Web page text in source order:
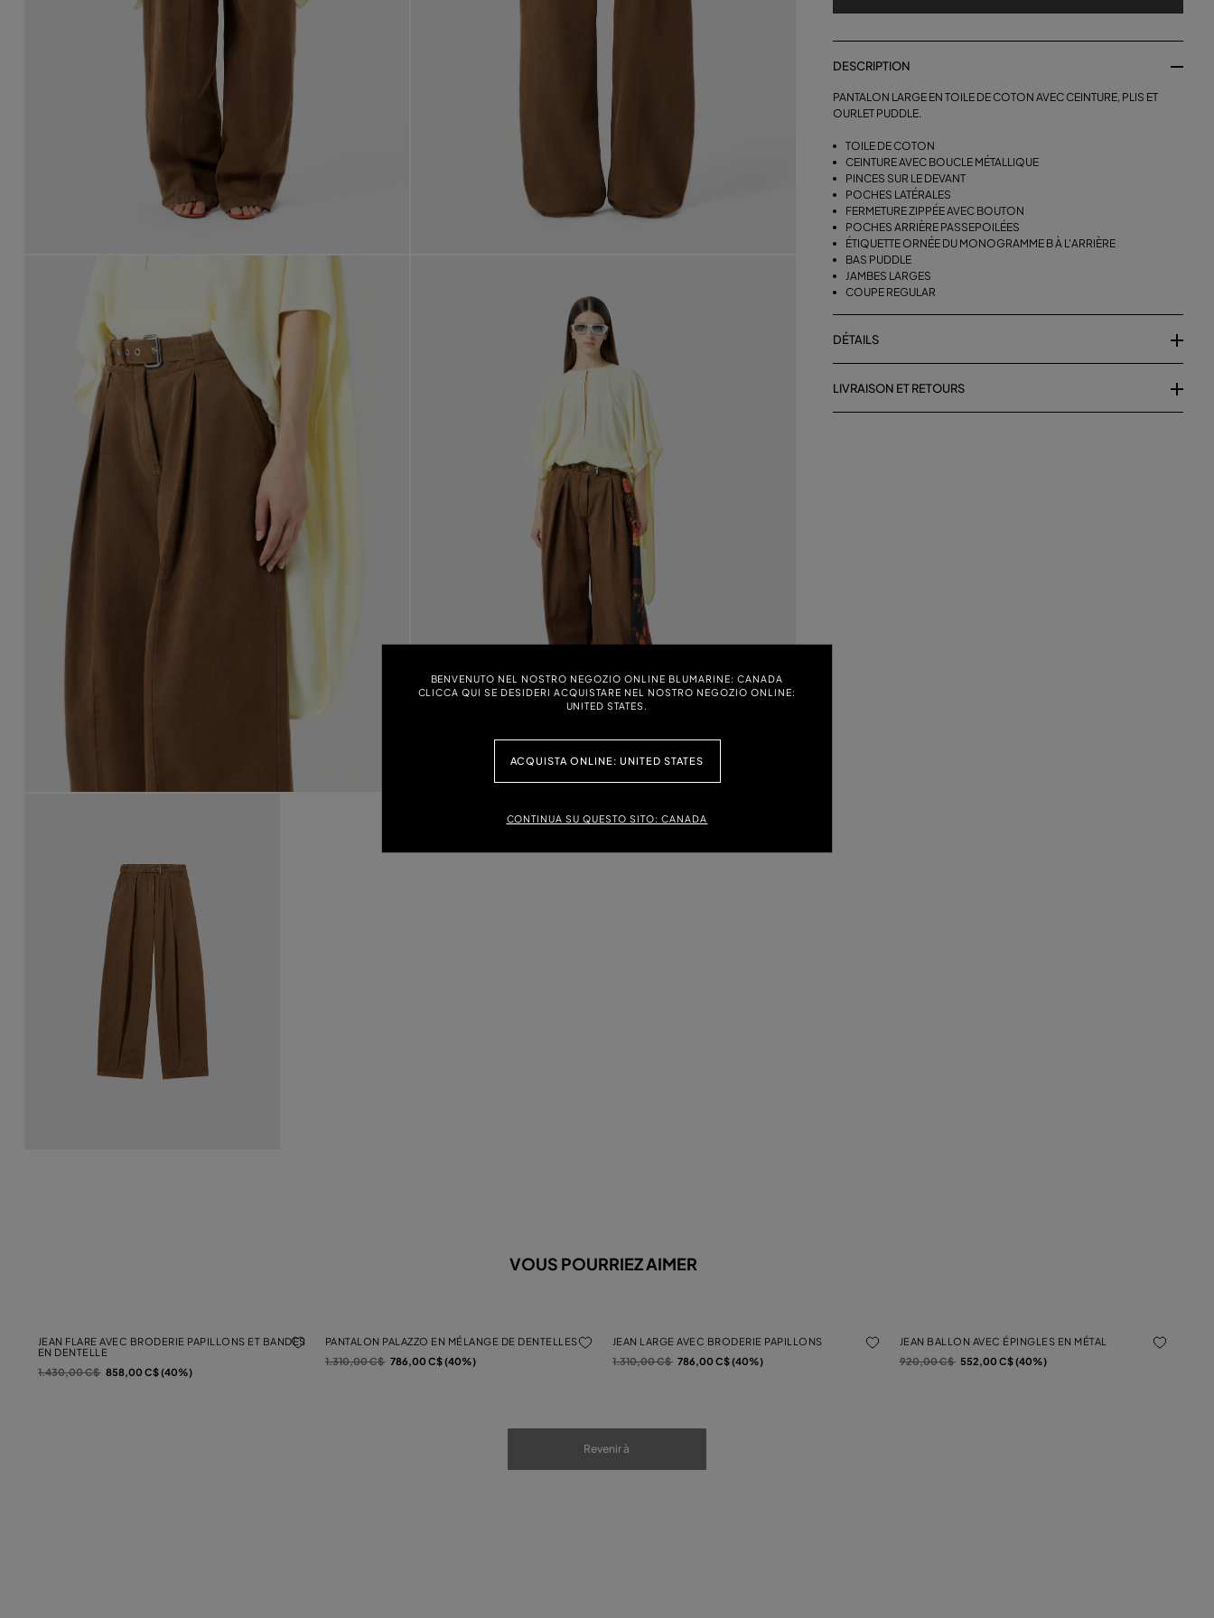
BENVENUTO NEL NOSTRO NEGOZIO ONLINE BLUMARINE: CANADA
CLICCA QUI SE DESIDERI ACQUISTARE NEL NOSTRO NEGOZIO ONLINE:
UNITED STATES.
ACQUISTA ONLINE: UNITED STATES
CONTINUA SU QUESTO SITO: CANADA
DESCRIPTION
PANTALON LARGE EN TOILE DE COTON AVEC CEINTURE, PLIS ET
OURLET PUDDLE.
TOILE DE COTON
CEINTURE AVEC BOUCLE MÉTALLIQUE
PINCES SUR LE DEVANT
POCHES LATÉRALES
FERMETURE ZIPPÉE AVEC BOUTON
POCHES ARRIÈRE PASSEPOILÉES
ÉTIQUETTE ORNÉE DU MONOGRAMME B À L'ARRIÈRE
BAS PUDDLE
JAMBES LARGES
COUPE REGULAR
DÉTAILS
LIVRAISON ET RETOURS
VOUS POURRIEZ AIMER
JEAN FLARE AVEC BRODERIE PAPILLONS ET BANDES
EN DENTELLE
Prix réduit de
1.430,00 C$à 858,00 C$ (40%)
PANTALON PALAZZO EN MÉLANGE DE DENTELLES
Prix réduit de
1.310,00 C$à 786,00 C$ (40%)
JEAN LARGE AVEC BRODERIE PAPILLONS
Prix réduit de
1.310,00 C$à 786,00 C$ (40%)
JEAN BALLON AVEC ÉPINGLES EN MÉTAL
Prix réduit de
920,00 C$à 552,00 C$ (40%)
Revenir à